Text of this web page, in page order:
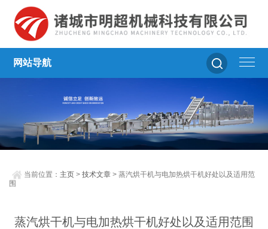
网站导航
当前位置： 主页 >技术文章 > 蒸汽烘干机与电加热烘干机好处以及适用范
围
蒸汽烘干机与电加热烘干机好处以及适用范围